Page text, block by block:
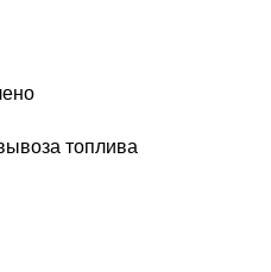
топлива